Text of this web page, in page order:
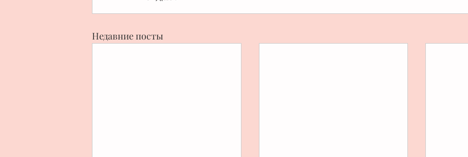
Недавние посты